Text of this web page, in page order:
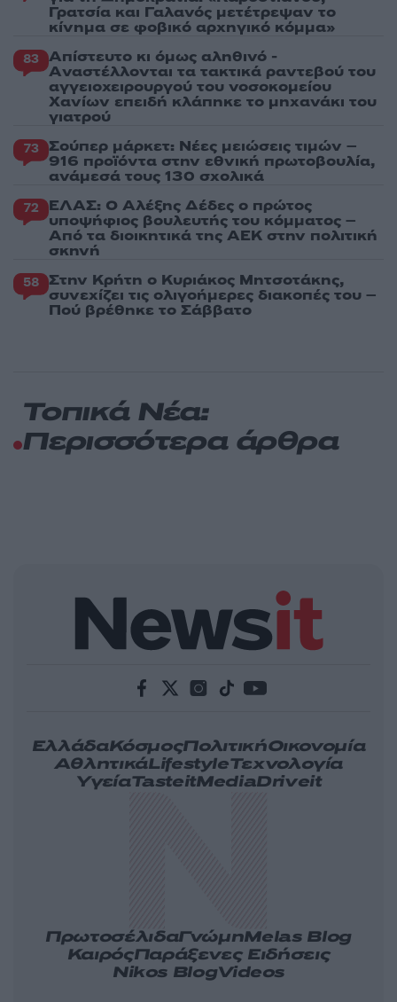
Γρατσία και Γαλανός μετέτρεψαν το
κίνημα σε φοβικό αρχηγικό κόμμα»
83 Απίστευτο κι όμως αληθινό -
Aναστέλλονται τα τακτικά ραντεβού του
αγγειοχειρουργού του νοσοκομείου
Χανίων επειδή κλάπηκε το μηχανάκι του
γιατρού
73 Σούπερ μάρκετ: Νέες μειώσεις τιμών –
916 προϊόντα στην εθνική πρωτοβουλία,
ανάμεσά τους 130 σχολικά
72 ΕΛΑΣ: Ο Αλέξης Δέδες ο πρώτος
υποψήφιος βουλευτής του κόμματος –
Από τα διοικητικά της ΑΕΚ στην πολιτική
σκηνή
58 Στην Κρήτη ο Κυριάκος Μητσοτάκης,
συνεχίζει τις ολιγοήμερες διακοπές του –
Πού βρέθηκε το Σάββατο
Τοπικά Νέα:
Περισσότερα άρθρα
ΕλλάδαΚόσμοςΠολιτικήΟικονομία
ΑθλητικάLifestyleΤεχνολογία
ΥγείαTasteitMediaDriveit
ΠρωτοσέλιδαΓνώμηMelas Blog
ΚαιρόςΠαράξενες Ειδήσεις
Nikos BlogVideos